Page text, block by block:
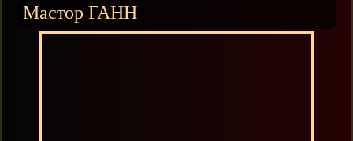
Мастор ГАНН